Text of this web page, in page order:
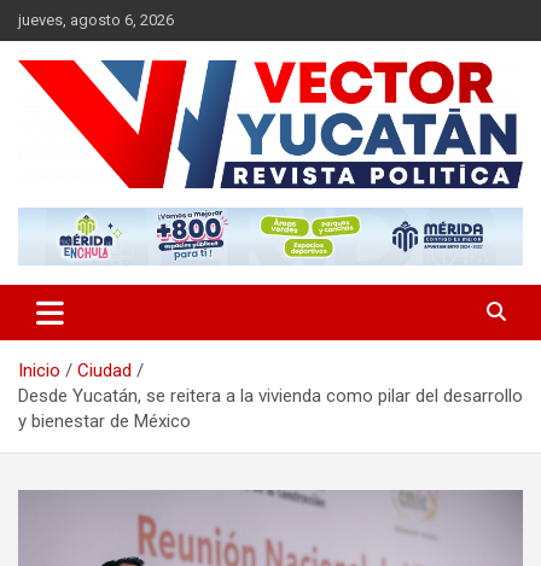
Saltar
al
contenido
jueves, agosto 6, 2026
Vector Yucatán
Inicio
Ciudad
Desde Yucatán, se reitera a la vivienda como pilar del desarrollo
y bienestar de México